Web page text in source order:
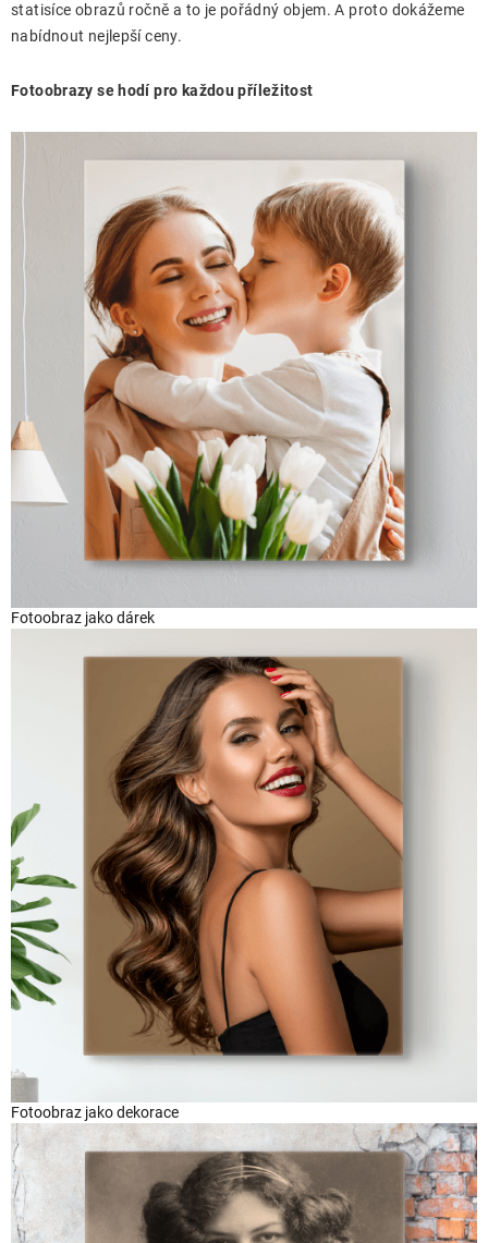
statisíce obrazů ročně a to je pořádný objem. A proto dokážeme
nabídnout nejlepší ceny.
Fotoobrazy se hodí pro každou příležitost
Fotoobraz jako dárek
Fotoobraz jako dekorace